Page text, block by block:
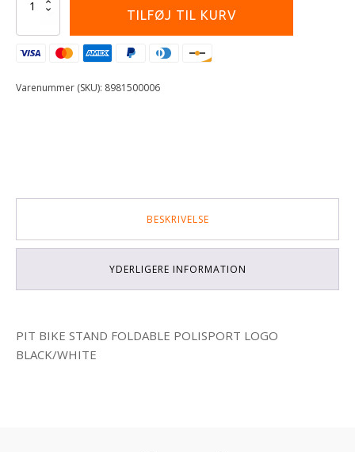
STAND
FOLDABLE
BLACK/WHITE
TILFØJ TIL KURV
Varenummer (SKU): 8981500006
BESKRIVELSE
YDERLIGERE INFORMATION
PIT BIKE STAND FOLDABLE POLISPORT LOGO
BLACK/WHITE